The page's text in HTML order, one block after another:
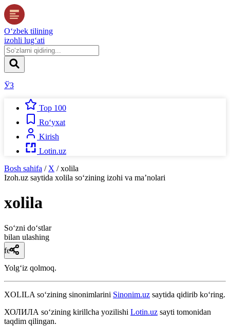
O‘zbek tilining
izohli lug‘ati
ЎЗ
Top 100
Ro‘yxat
Kirish
Lotin.uz
Bosh sahifa / X / xolila
Izoh.uz saytida xolila so‘zining izohi va ma’nolari
xolila
So‘zni do‘stlar
bilan ulashing
fe’l
Yolgʻiz qolmoq.
XOLILA so‘zining sinonimlarini Sinonim.uz saytida qidirib ko‘ring.
ХОЛИЛА so‘zining kirillcha yozilishi Lotin.uz sayti tomonidan
taqdim qilingan.